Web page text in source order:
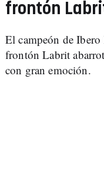
frontón
El campeón de
frontón Labrit
con gran emoción.